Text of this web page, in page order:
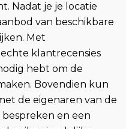
Nadat je je locatie
van beschikbare
Met
klantrecensies
hebt om de
Bovendien kun
de eigenaren van de
en een